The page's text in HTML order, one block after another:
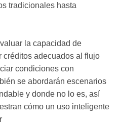
tradicionales hasta
la capacidad de
créditos adecuados al flujo
condiciones con
se abordarán escenarios
y donde no lo es, así
cómo un uso inteligente